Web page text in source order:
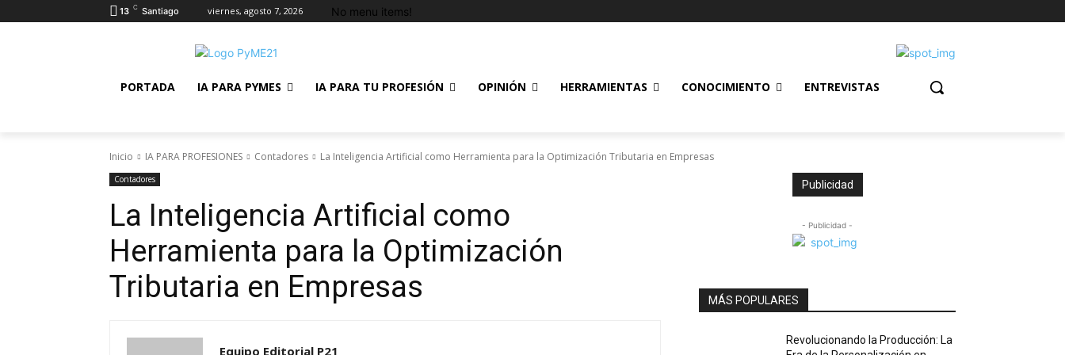
13 C Santiago viernes, agosto 7, 2026 No menu items!
PORTADA IA PARA PYMES IA PARA TU PROFESIÓN OPINIÓN HERRAMIENTAS CONOCIMIENTO ENTREVISTAS
Inicio IA PARA PROFESIONES Contadores La Inteligencia Artificial como Herramienta para la Optimización Tributaria en Empresas
Contadores
La Inteligencia Artificial como
Herramienta para la Optimización
Tributaria en Empresas
Equipo Editorial P21
Publicidad
- Publicidad -
MÁS POPULARES
Revolucionando la Producción: La